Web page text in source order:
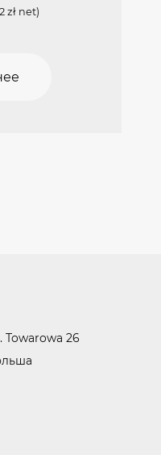
zł net)
Towarowa 26